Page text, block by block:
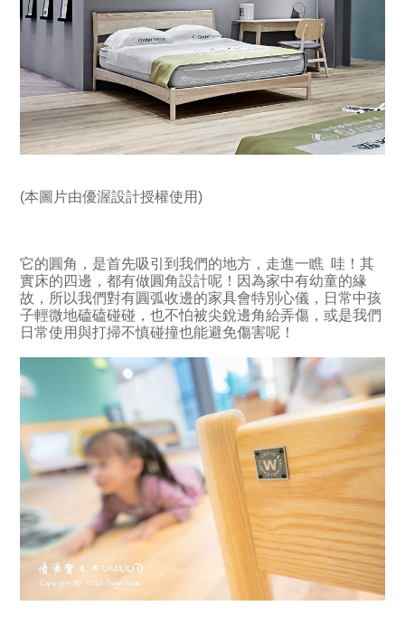
(本圖片由優渥設計授權使用)
它的圓角，是首先吸引到我們的地方，走進一瞧 哇！其
實床的四邊，都有做圓角設計呢！因為家中有幼童的緣
故，所以我們對有圓弧收邊的家具會特別心儀，日常中孩
子輕微地磕磕碰碰，也不怕被尖銳邊角給弄傷，或是我們
日常使用與打掃不慎碰撞也能避免傷害呢！